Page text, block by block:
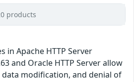
products
in Apache HTTP Server
and Oracle HTTP Server allow
modification, and denial of